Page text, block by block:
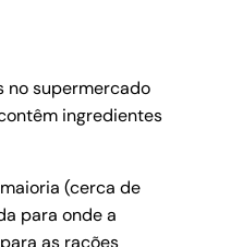
no supermercado
ingredientes
(cerca de
para onde a
as rações